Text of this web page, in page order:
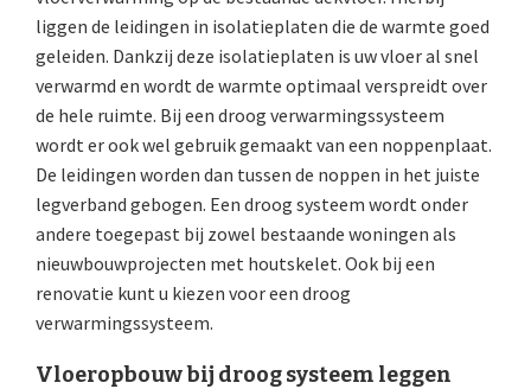
liggen de leidingen in isolatieplaten die de warmte goed
geleiden. Dankzij deze isolatieplaten is uw vloer al snel
verwarmd en wordt de warmte optimaal verspreidt over
de hele ruimte. Bij een droog verwarmingssysteem
wordt er ook wel gebruik gemaakt van een noppenplaat.
De leidingen worden dan tussen de noppen in het juiste
legverband gebogen. Een droog systeem wordt onder
andere toegepast bij zowel bestaande woningen als
nieuwbouwprojecten met houtskelet. Ook bij een
renovatie kunt u kiezen voor een droog
verwarmingssysteem.
Vloeropbouw bij droog systeem leggen